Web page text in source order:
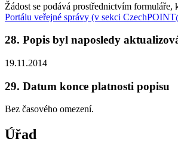
Žádost se podává prostřednictvím formuláře,
Portálu veřejné správy (v sekci
28. Popis byl naposledy
19.11.2014
29. Datum konce platnosti popisu
Bez časového omezení.
Úřad